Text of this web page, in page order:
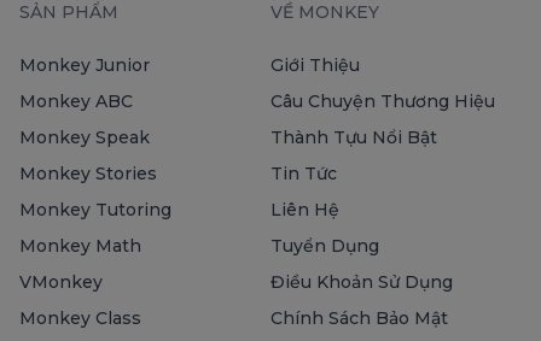
SẢN PHẨM
Monkey Junior
Monkey ABC
Monkey Speak
Monkey Stories
Monkey Tutoring
Monkey Math
VMonkey
Monkey Class
VỀ MONKEY
Giới Thiệu
Câu Chuyện Thương Hiệu
Thành Tựu Nổi Bật
Tin Tức
Liên Hệ
Tuyển Dụng
Điều Khoản Sử Dụng
Chính Sách Bảo Mật